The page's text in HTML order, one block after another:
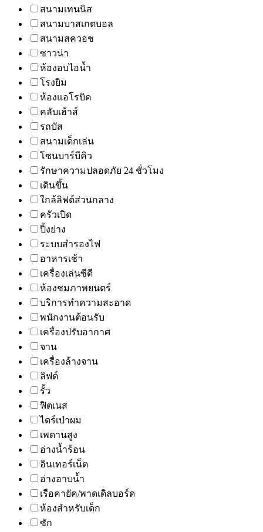
สนามเทนนิส
สนามบาสเกตบอล
สนามสควอช
ซาวน่า
ห้องอบไอน้ำ
โรงยิม
ห้องแอโรบิค
คลับเฮ้าส์
รถบัส
สนามเด็กเล่น
โซนบาร์บีคิว
รักษาความปลอดภัย 24 ชั่วโมง
เดินขึ้น
ใกล้ลิฟต์ส่วนกลาง
ครัวเปิด
ปิ้งย่าง
ระบบสำรองไฟ
อาหารเช้า
เครื่องเล่นซีดี
ห้องชมภาพยนตร์
บริการทำความสะอาด
พนักงานต้อนรับ
เครื่องปรับอากาศ
จาน
เครื่องล้างจาน
ลิฟต์
รั้ว
ฟิตเนส
ไดร์เป่าผม
เพดานสูง
อ่างน้ำร้อน
อินเทอร์เน็ต
อ่างอาบน้ำ
เรือคายัค/พาดเดิลบอร์ด
ห้องสำหรับเด็ก
ซัก